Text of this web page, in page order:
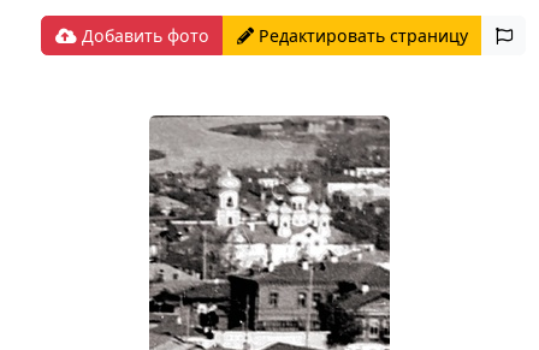
Добавить фото Редактировать страницу